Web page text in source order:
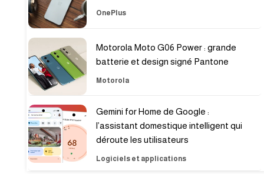
OnePlus
Motorola Moto G06 Power : grande
batterie et design signé Pantone
Motorola
Gemini for Home de Google :
l’assistant domestique intelligent qui
déroute les utilisateurs
Logiciels et applications